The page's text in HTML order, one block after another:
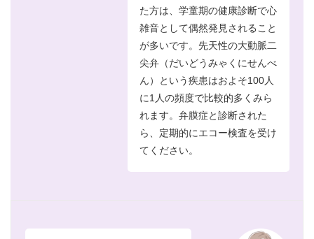
た方は、学童期の健康診断で心
雑音として偶然発見されること
が多いです。先天性の大動脈二
尖弁（だいどうみゃくにせんべ
ん）という疾患はおよそ100人
に1人の頻度で比較的多くみら
れます。弁膜症と診断された
ら、定期的にエコー検査を受け
てください。